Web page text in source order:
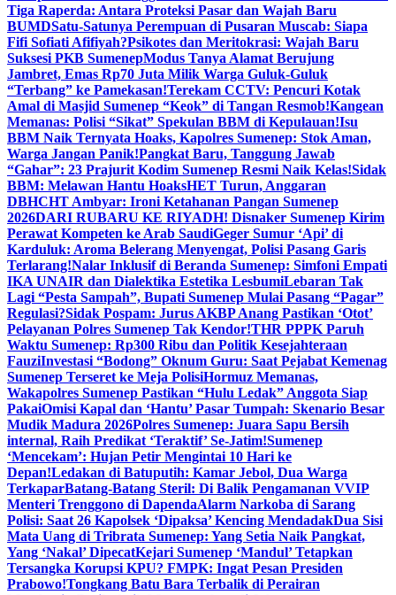
Tiga Raperda: Antara Proteksi Pasar dan Wajah Baru
BUMDSatu-Satunya Perempuan di Pusaran Muscab: Siapa
Fifi Sofiati Afifiyah?Psikotes dan Meritokrasi: Wajah Baru
Suksesi PKB SumenepModus Tanya Alamat Berujung
Jambret, Emas Rp70 Juta Milik Warga Guluk-Guluk
“Terbang” ke Pamekasan!Terekam CCTV: Pencuri Kotak
Amal di Masjid Sumenep “Keok” di Tangan Resmob!Kangean
Memanas: Polisi “Sikat” Spekulan BBM di Kepulauan!Isu
BBM Naik Ternyata Hoaks, Kapolres Sumenep: Stok Aman,
Warga Jangan Panik!Pangkat Baru, Tanggung Jawab
“Gahar”: 23 Prajurit Kodim Sumenep Resmi Naik Kelas!Sidak
BBM: Melawan Hantu HoaksHET Turun, Anggaran
DBHCHT Ambyar: Ironi Ketahanan Pangan Sumenep
2026DARI RUBARU KE RIYADH! Disnaker Sumenep Kirim
Perawat Kompeten ke Arab SaudiGeger Sumur ‘Api’ di
Karduluk: Aroma Belerang Menyengat, Polisi Pasang Garis
Terlarang!Nalar Inklusif di Beranda Sumenep: Simfoni Empati
IKA UNAIR dan Dialektika Estetika LesbumiLebaran Tak
Lagi “Pesta Sampah”, Bupati Sumenep Mulai Pasang “Pagar”
Regulasi?Sidak Pospam: Jurus AKBP Anang Pastikan ‘Otot’
Pelayanan Polres Sumenep Tak Kendor!THR PPPK Paruh
Waktu Sumenep: Rp300 Ribu dan Politik Kesejahteraan
FauziInvestasi “Bodong” Oknum Guru: Saat Pejabat Kemenag
Sumenep Terseret ke Meja PolisiHormuz Memanas,
Wakapolres Sumenep Pastikan “Hulu Ledak” Anggota Siap
PakaiOmisi Kapal dan ‘Hantu’ Pasar Tumpah: Skenario Besar
Mudik Madura 2026Polres Sumenep: Juara Sapu Bersih
internal, Raih Predikat ‘Teraktif’ Se-Jatim!Sumenep
‘Mencekam’: Hujan Petir Mengintai 10 Hari ke
Depan!Ledakan di Batuputih: Kamar Jebol, Dua Warga
TerkaparBatang-Batang Steril: Di Balik Pengamanan VVIP
Menteri Trenggono di DapendaAlarm Narkoba di Sarang
Polisi: Saat 26 Kapolsek ‘Dipaksa’ Kencing MendadakDua Sisi
Mata Uang di Tribrata Sumenep: Yang Setia Naik Pangkat,
Yang ‘Nakal’ DipecatKejari Sumenep ‘Mandul’ Tetapkan
Tersangka Korupsi KPU? FMPK: Ingat Pesan Presiden
Prabowo!Tongkang Batu Bara Terbalik di Perairan